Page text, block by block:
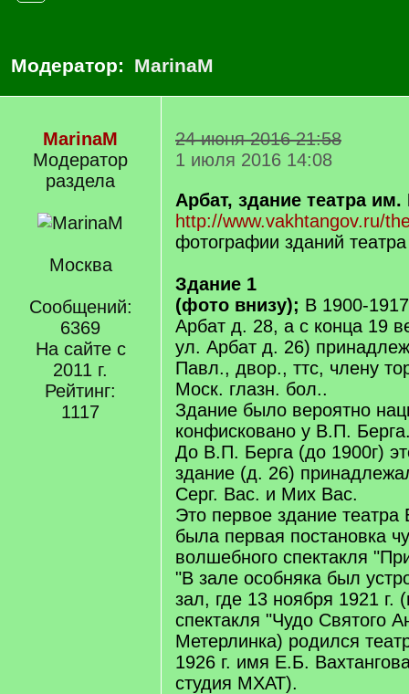
Модератор: MarinaM
MarinaM
Модератор
раздела
Москва
Сообщений:
6369
На сайте с
2011 г.
Рейтинг:
1117
24 июня 2016 21:58
1 июля 2016 14:08
Арбат, здание театра им.
http://www.vakhtangov.ru/
фотографии зданий театра
Здание 1
(фото внизу); В 1900-
Арбат д. 28, а с конца 19
ул. Арбат д. 26)
Павл., двор., ттс, члену
Моск. глазн. бол..
Здание было вероятно
конфисковано у В.П.
До В.П. Берга (до 1900г)
здание (д. 26)
Серг. Вас. и Мих Вас.
Это первое здание театра
была первая постановка
волшебного спектакля
"В зале особняка был
зал, где 13 ноября 1921 г.
спектакля "Чудо Святого
Метерлинка) родился
1926 г. имя Е.Б.
студия МХАТ).